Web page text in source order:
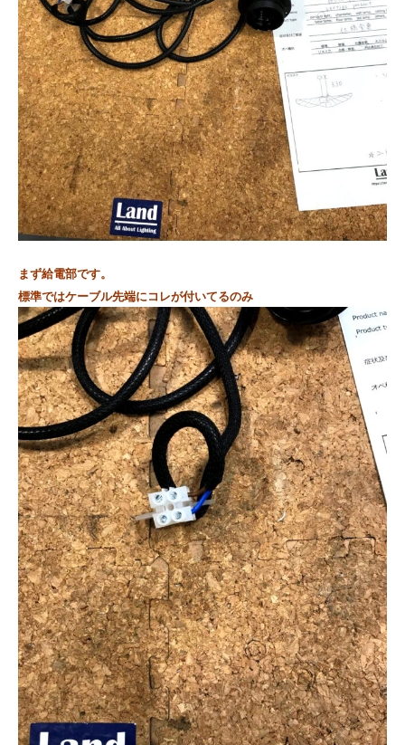
まず給電部です。
標準ではケーブル先端にコレが付いてるのみ